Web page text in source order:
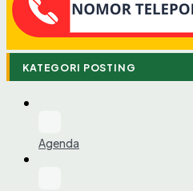
KATEGORI POSTING
Agenda